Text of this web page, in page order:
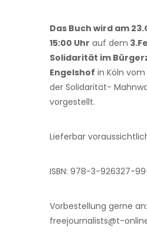
Das Buch wird am
15:00 Uhr auf dem
Solidarität im
Engelshof in Köln
der Solidarität-
vorgestellt.
Lieferbar
ISBN: 978-3-926327-
Vorbestellung gerne an:
freejournalists@t-